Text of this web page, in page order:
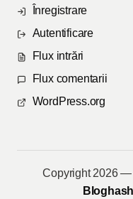
Înregistrare
Autentificare
Flux intrări
Flux comentarii
WordPress.org
Copyright 2026